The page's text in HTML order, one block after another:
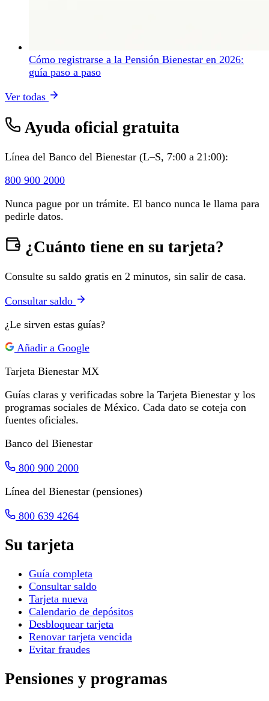
Cómo registrarse a la Pensión Bienestar en 2026:
guía paso a paso
Ver todas
Ayuda oficial gratuita
Línea del Banco del Bienestar (L–S, 7:00 a 21:00):
800 900 2000
Nunca pague por un trámite. El banco nunca le llama para
pedirle datos.
¿Cuánto tiene en su tarjeta?
Consulte su saldo gratis en 2 minutos, sin salir de casa.
Consultar saldo
¿Le sirven estas guías?
Añadir a Google
Tarjeta Bienestar MX
Guías claras y verificadas sobre la Tarjeta Bienestar y los
programas sociales de México. Cada dato se coteja con
fuentes oficiales.
Banco del Bienestar
800 900 2000
Línea del Bienestar (pensiones)
800 639 4264
Su tarjeta
Guía completa
Consultar saldo
Tarjeta nueva
Calendario de depósitos
Desbloquear tarjeta
Renovar tarjeta vencida
Evitar fraudes
Pensiones y programas